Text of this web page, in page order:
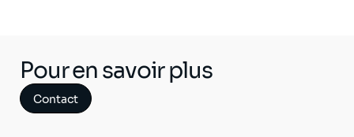
Pour en savoir plus
Contact